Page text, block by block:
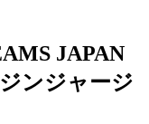
JAPAN
ンジャージ